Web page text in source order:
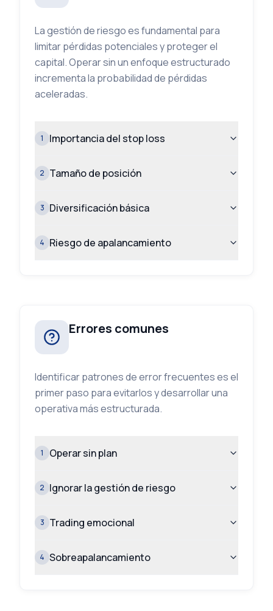
La gestión de riesgo es fundamental para
limitar pérdidas potenciales y proteger el
capital. Operar sin un enfoque estructurado
incrementa la probabilidad de pérdidas
aceleradas.
1 Importancia del stop loss
2 Tamaño de posición
3 Diversificación básica
4 Riesgo de apalancamiento
Errores comunes
Identificar patrones de error frecuentes es el
primer paso para evitarlos y desarrollar una
operativa más estructurada.
1 Operar sin plan
2 Ignorar la gestión de riesgo
3 Trading emocional
4 Sobreapalancamiento